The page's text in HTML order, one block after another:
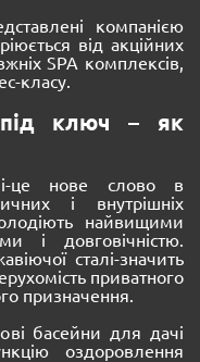
компанією
від акційних
SPA комплексів,
класу.
під ключ – як
це нове слово в
і внутрішніх
найвищими
і довговічністю.
сталі-значить
приватного
призначення.
басейни для дачі
оздоровлення